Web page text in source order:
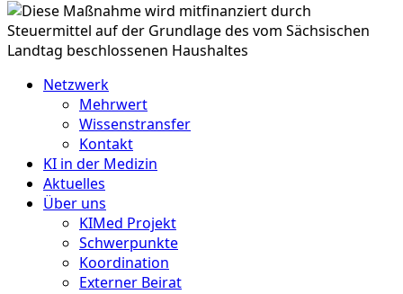
Netzwerk
Mehrwert
Wissenstransfer
Kontakt
KI in der Medizin
Aktuelles
Über uns
KIMed Projekt
Schwerpunkte
Koordination
Externer Beirat